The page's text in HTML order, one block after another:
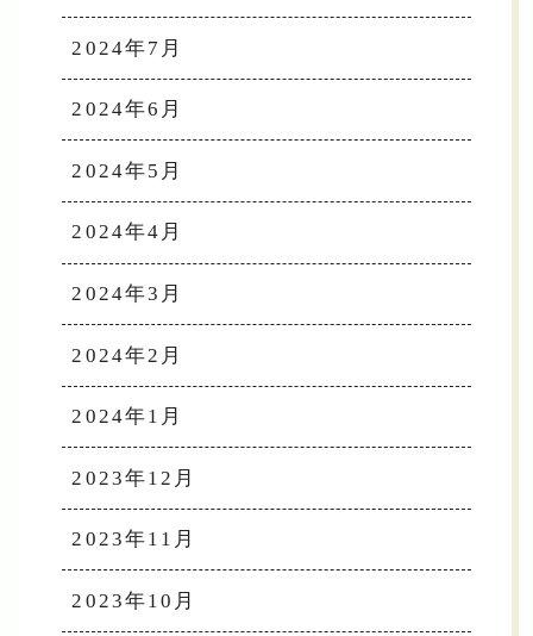
2024年7月
2024年6月
2024年5月
2024年4月
2024年3月
2024年2月
2024年1月
2023年12月
2023年11月
2023年10月